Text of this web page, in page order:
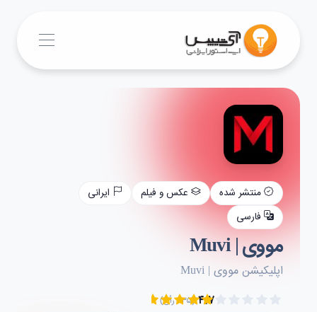
منتشر شده عکس و فیلم
ایرانی
فارسی
مووی | Muvi
اپلیکیشن مووی | Muvi
۴.۷ (۲۳۵ رأی)